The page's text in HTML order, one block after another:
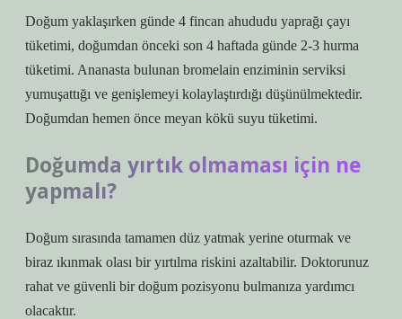
Doğum yaklaşırken günde 4 fincan ahududu yaprağı çayı
tüketimi, doğumdan önceki son 4 haftada günde 2-3 hurma
tüketimi. Ananasta bulunan bromelain enziminin serviksi
yumuşattığı ve genişlemeyi kolaylaştırdığı düşünülmektedir.
Doğumdan hemen önce meyan kökü suyu tüketimi.
Doğumda yırtık olmaması için ne
yapmalı?
Doğum sırasında tamamen düz yatmak yerine oturmak ve
biraz ıkınmak olası bir yırtılma riskini azaltabilir. Doktorunuz
rahat ve güvenli bir doğum pozisyonu bulmanıza yardımcı
olacaktır.